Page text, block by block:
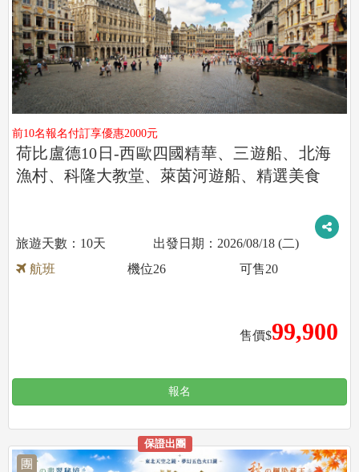
前10名報名付訂享優惠2000元
荷比盧德10日-西歐四國精華、三遊船、北海
漁村、科隆大教堂、萊茵河遊船、精選美食
10天
2026/08/18 (二)
航班
售價$99,900
機位26 可售20
報名
團
保證出團